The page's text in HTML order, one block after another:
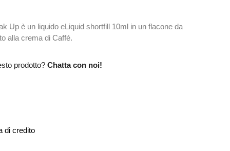
Up è un liquido eLiquid shortfill 10ml in un flacone da
alla crema di Caffé.
prodotto? Chatta con noi!
di credito